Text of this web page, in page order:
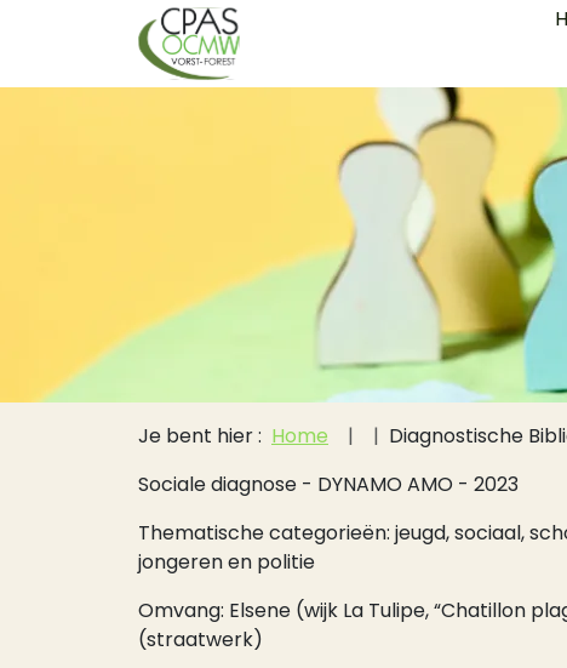
Overslaan en naar de inhoud gaan
Kruimelpad
Je bent hier : Home
Diagnostische
Sociale diagnose - DYNAMO AMO - 2023
Thematische categorieën: jeugd, sociaal,
jongeren en politie
Omvang: Elsene (wijk La Tulipe, “Chatillon
(straatwerk)